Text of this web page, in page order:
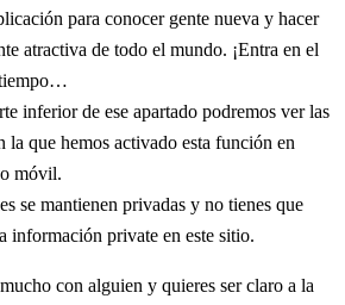
para conocer gente nueva y hacer
atractiva de todo el mundo. ¡Entra en el
inferior de ese apartado podremos ver las
la que hemos activado esta función en
móvil.
se mantienen privadas y no tienes que
información private en este sitio.
con alguien y quieres ser claro a la